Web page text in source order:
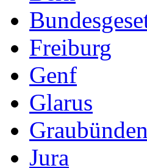
Freiburg
Genf
Glarus
Graubünden
Jura